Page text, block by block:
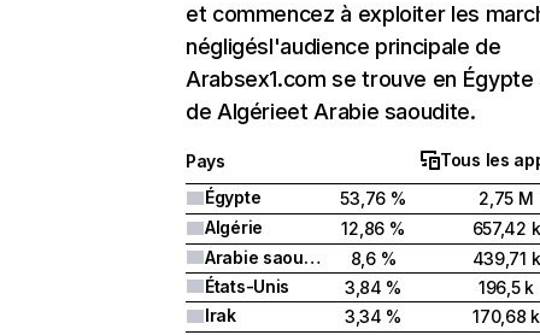
et commencez à exploiter les
négligésl'audience principale de
Arabsex1.com se trouve en Égypte
de Algérieet Arabie saoudite.
Pays
Tous les
Égypte
53,76 %
2,75 M
Algérie
12,86 %
657,42 k
Arabie saoudite
8,6 %
439,71 k
États-Unis
3,84 %
196,5 k
Irak
3,34 % 170,68 k